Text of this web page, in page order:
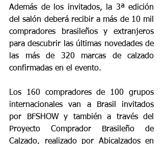
Además de los invitados, la 3ª edición
del salón deberá recibir a más de 10 mil
compradores brasileños y extranjeros
para descubrir las últimas novedades de
las más de 320 marcas de calzado
confirmadas en el evento.
Los 160 compradores de 100 grupos
internacionales van a Brasil invitados
por BFSHOW y también a través del
Proyecto Comprador Brasileño de
Calzado, realizado por Abicalzados en